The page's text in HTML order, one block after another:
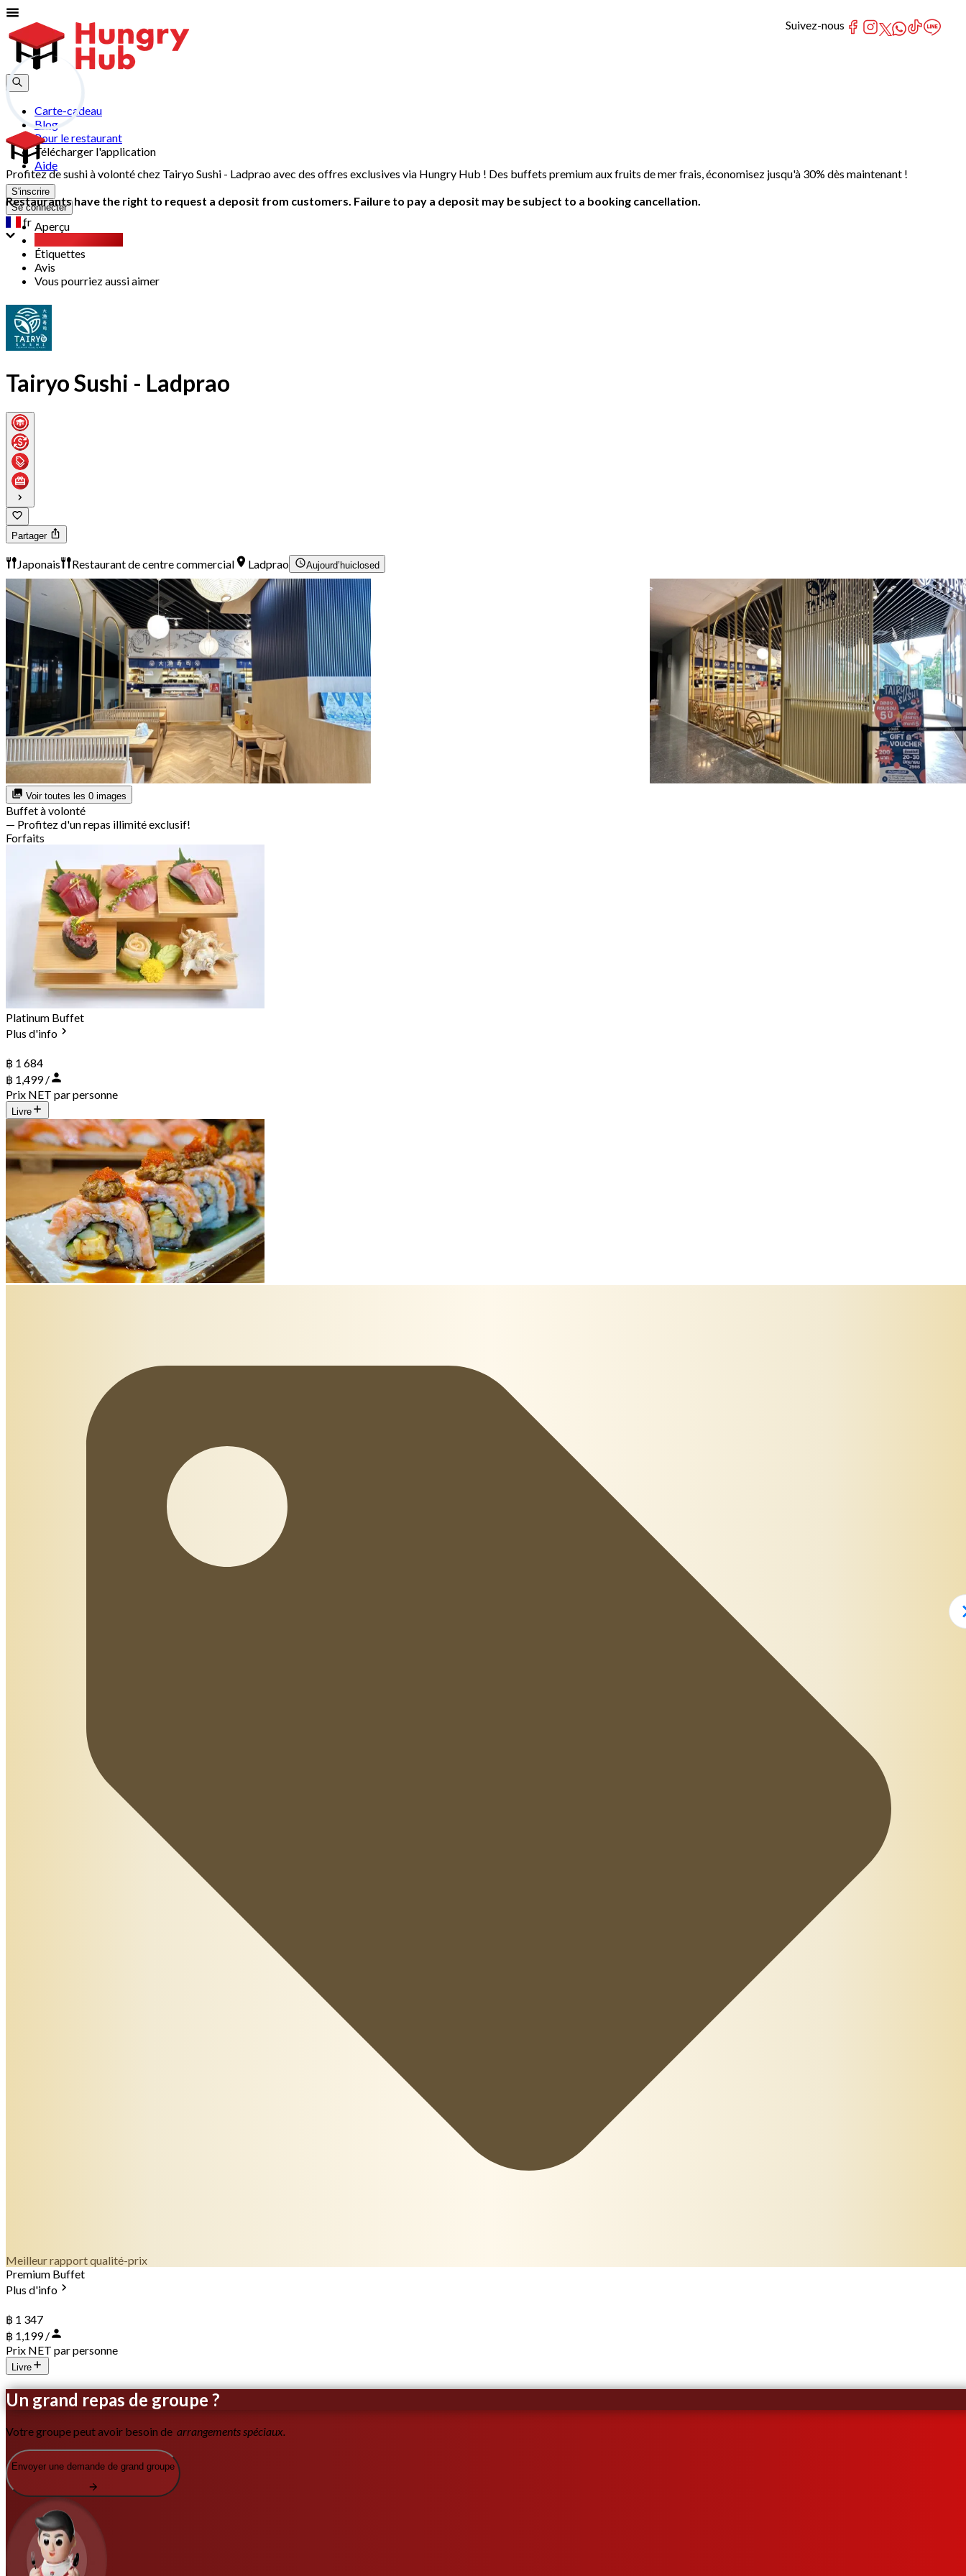
Carte-cadeau
Blog
Pour le restaurant
Télécharger l'application
Aide
S'inscrire
Se connecter
fr
Profitez de sushi à volonté chez Tairyo Sushi - Ladprao avec des offres exclusives via Hungry Hub ! Des buffets premium aux fruits de mer frais, économisez jusqu'à 30% dès maintenant !
Restaurants have the right to request a deposit from customers. Failure to pay a deposit may be subject to a booking cancellation.
Aperçu
Étiquettes
Avis
Vous pourriez aussi aimer
Tairyo Sushi - Ladprao
Partager
Japonais Restaurant de centre commercial Ladprao Aujourd’huiclosed
Voir toutes les 0 images
Buffet à volonté
— Profitez d'un repas illimité exclusif!
Forfaits
Platinum Buffet
Plus d'info
฿ 1 684
฿ 1,499 /
Prix NET par personne
Livre
Meilleur rapport qualité-prix
Premium Buffet
Plus d'info
฿ 1 347
฿ 1,199 /
Prix NET par personne
Livre
Un grand repas de groupe ?
Votre groupe peut avoir besoin de arrangements spéciaux.
Envoyer une demande de grand groupe
Suivez-nous